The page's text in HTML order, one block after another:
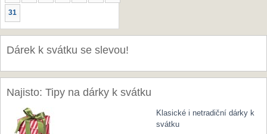
31
Dárek k svátku se slevou!
Najisto: Tipy na dárky k svátku
Klasické i netradiční dárky k
svátku